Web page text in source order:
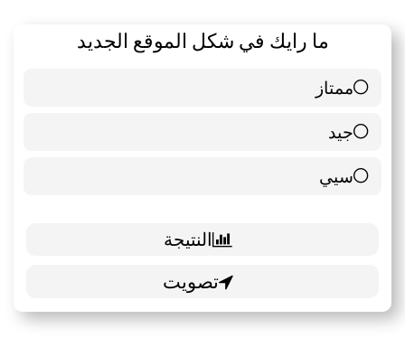
ما رايك في شكل الموقع الجديد
ممتاز
6 ( 85.71 % )
جيد
0 ( 0 % )
سيي
1 ( 14.29 % )